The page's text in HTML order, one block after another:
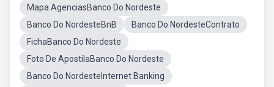
Mapa AgenciasBanco Do Nordeste
Banco Do NordesteBnB
Banco Do NordesteContrato
FichaBanco Do Nordeste
Foto De ApostilaBanco Do Nordeste
Banco Do NordesteInternet Banking